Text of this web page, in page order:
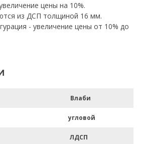
цены на 10%.
из ДСП толщиной 16 мм.
- увеличение цены от 10% до
Влаби
угловой
ЛДСП